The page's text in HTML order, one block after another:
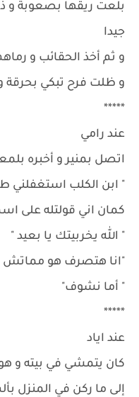
بلعت ريقها بصعوبة و
جيدا
و ثم أخذ الحقائب و
و ظلت فرح تبكي بحرقة
*****
عند رامي
اتصل بمنير و أخبره
" ابن الكلب استغفلني
كمان اني قولتله على
" الله يخربيتك يا بعيد "
"انا هتصرف هو مماتش
" أما نشوف"
*****
عند اياد
كان يتمشي في بيته و
إلى ما ركن في المنزل